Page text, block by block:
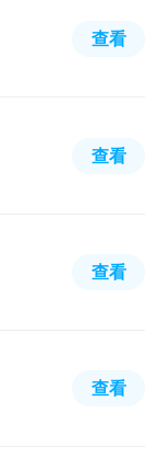
查看
查看
查看
查看